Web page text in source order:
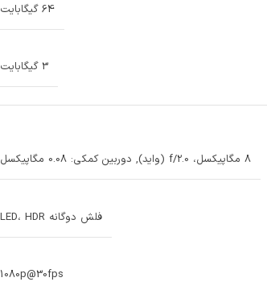
64 گیگابایت
3 گیگابایت
8 مگاپیکسل، f/2.0 (واید), دوربین کمکی: 0.08 مگاپیکسل
فلش دوگانه LED، HDR
1080p@30fps